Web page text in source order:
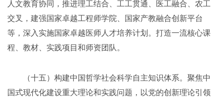
人文教育协同，推进理工结合、工工贯通、医工融合、农工
交叉，建强国家卓越工程师学院、国家产教融合创新平台
等，深入实施国家卓越医师人才培养计划。打造一流核心课
程、教材、实践项目和师资团队。
（十五）构建中国哲学社会科学自主知识体系。聚焦中
国式现代化建设重大理论和实践问题，以党的创新理论引领